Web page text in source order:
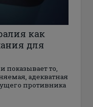
как
для
показывает то,
адекватная
противника